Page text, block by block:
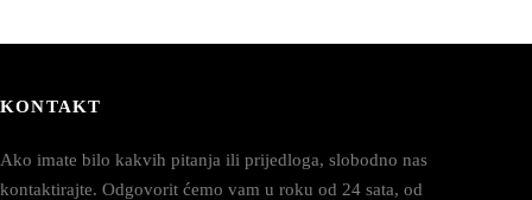
KONTAKT
Ako imate bilo kakvih pitanja ili prijedloga, slobodno nas
kontaktirajte. Odgovorit ćemo vam u roku od 24 sata, od